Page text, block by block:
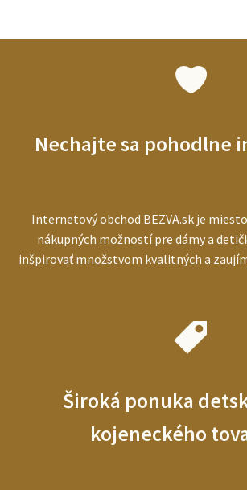
ľudí
Nechajte sa pohodlne
Internetový obchod BEZVA.sk je
nákupných možností pre dámy a
inšpirovať množstvom kvalitných a
Široká ponuka
kojeneckého